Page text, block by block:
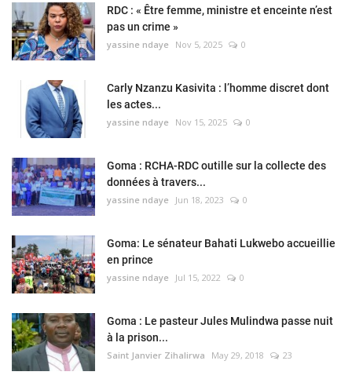
RDC : « Être femme, ministre et enceinte n’est
pas un crime »
yassine ndaye Nov 5, 2025 0
Carly Nzanzu Kasivita : l’homme discret dont
les actes...
yassine ndaye Nov 15, 2025 0
Goma : RCHA-RDC outille sur la collecte des
données à travers...
yassine ndaye Jun 18, 2023 0
Goma: Le sénateur Bahati Lukwebo accueillie
en prince
yassine ndaye Jul 15, 2022 0
Goma : Le pasteur Jules Mulindwa passe nuit
à la prison...
Saint Janvier Zihalirwa May 29, 2018 23